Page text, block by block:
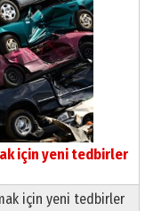
için yeni tedbirler
için yeni tedbirler